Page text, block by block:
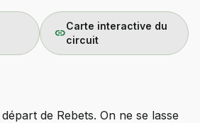
link
Carte interactive du
circuit
de Rebets. On ne se lasse